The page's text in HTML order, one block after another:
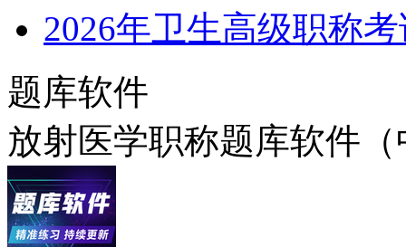
2026年卫生高级职称
题库软件
放射医学职称题库软件